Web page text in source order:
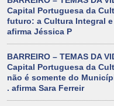
Capital Portuguesa da
futuro: a Cultura Integral
afirma Jéssica P
BARREIRO – TEMAS DA
Capital Portuguesa da
não é somente do
. afirma Sara Ferreir